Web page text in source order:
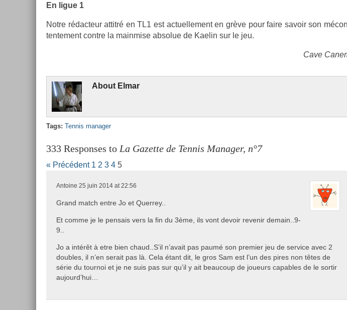
En ligue 1
Notre rédac­teur at­titré en TL1 est ac­tuel­le­ment en grève pour faire savoir son
tente­ment con­tre la mainm­ise ab­solue de Kaelin sur le jeu.
Cave
About Elmar
Tags: Ten­nis man­ag­er
333 Responses to La Gazette de Tennis Manager, n°7
« Précédent 1 2 3 4 5
Antoine 25 juin 2014 at 22:56
Grand match entre Jo et Querrey..
Et comme je le pensais vers la fin du 3ème, ils vont devoir revenir demain..9-
9..
Jo a intérêt à etre bien chaud..S’il n’avait pas paumé son premier jeu de service avec 2
doubles, il n’en serait pas là. Cela étant dit, le gros Sam est l’un des pires non têtes de
série du tournoi et je ne suis pas sur qu’il y ait beaucoup de joueurs capables de le sortir
aujourd’hui…